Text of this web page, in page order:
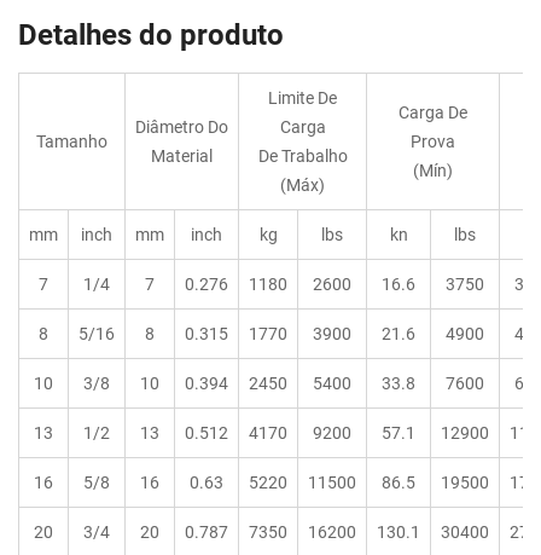
Detalhes do produto
Tamanho
Diâmetro Do
Material
Limite De
Carga
De Trabalho
(Máx)
Carga De
Prova
(Mín)
mm inch mm inch kg lbs kn lbs
7 1/4 7 0.276 1180 2600 16.6 3750
8 5/16 8 0.315 1770 3900 21.6 4900
10 3/8 10 0.394 2450 5400 33.8 7600
13 1/2 13 0.512 4170 9200 57.1 12900
16 5/8 16 0.63 5220 11500 86.5 19500
20 3/4 20 0.787 7350 16200 130.1 30400